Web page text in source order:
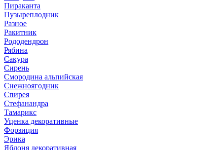
Пираканта
Пузыреплодник
Разное
Ракитник
Рододендрон
Рябина
Сакура
Сирень
Смородина альпийская
Снежноягодник
Спирея
Стефанандра
Тамарикс
Уценка декоративные
Форзиция
Эрика
Яблоня декоративная